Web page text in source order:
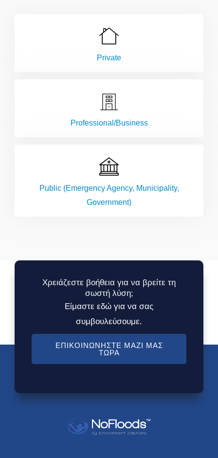
Private
Professional/Business
Public (Emergency Agency, Municipality,
Government)
Χρειάζεστε βοήθεια για να βρείτε τη
σωστή λύση;
Είμαστε εδώ για να σας
συμβουλεύσουμε.
ΕΠΙΚΟΙΝΩΝΉΣΤΕ ΜΑΖΊ ΜΑΣ
ΤΏΡΑ